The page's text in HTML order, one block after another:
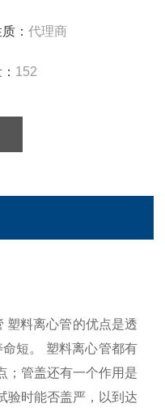
： 代理商
152
塑料离心管的优点是透
短。 塑料离心管都有
；管盖还有一个作用是
验时能否盖严，以到达